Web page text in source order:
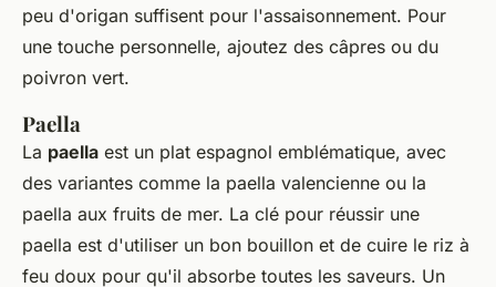
peu d'origan suffisent pour l'assaisonnement. Pour
une touche personnelle, ajoutez des câpres ou du
poivron vert.
Paella
La paella est un plat espagnol emblématique, avec
des variantes comme la paella valencienne ou la
paella aux fruits de mer. La clé pour réussir une
paella est d'utiliser un bon bouillon et de cuire le riz à
feu doux pour qu'il absorbe toutes les saveurs. Un